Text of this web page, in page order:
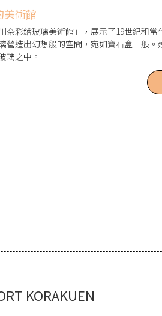
美術館
奈彩繪玻璃美術館」，展示了19世紀和當
營造出幻想般的空間，宛如寶石盒一般。
璃之中。
KORAKUEN